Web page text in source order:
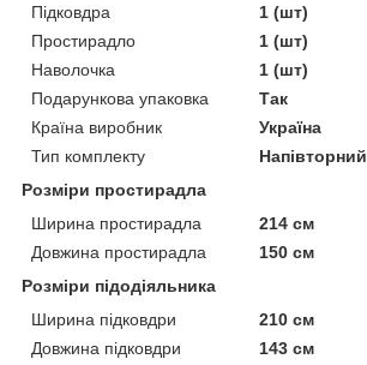
Підковдра
1 (шт)
Простирадло
1 (шт)
Наволочка
1 (шт)
Подарункова упаковка
Так
Країна виробник
Україна
Тип комплекту
Напівторний
Розміри простирадла
Ширина простирадла
214 см
Довжина простирадла
150 см
Розміри підодіяльника
Ширина підковдри
210 см
Довжина підковдри
143 см